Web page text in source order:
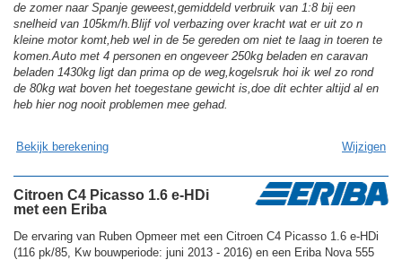
de zomer naar Spanje geweest,gemiddeld verbruik van 1:8 bij een
snelheid van 105km/h.Blijf vol verbazing over kracht wat er uit zo n
kleine motor komt,heb wel in de 5e gereden om niet te laag in toeren te
komen.Auto met 4 personen en ongeveer 250kg beladen en caravan
beladen 1430kg ligt dan prima op de weg,kogelsruk hoi ik wel zo rond
de 80kg wat boven het toegestane gewicht is,doe dit echter altijd al en
heb hier nog nooit problemen mee gehad.
Bekijk berekening Wijzigen
Citroen C4 Picasso 1.6 e-HDi
met een Eriba
De ervaring van Ruben Opmeer met een Citroen C4 Picasso 1.6 e-HDi
(116 pk/85, Kw bouwperiode: juni 2013 - 2016) en een Eriba Nova 555